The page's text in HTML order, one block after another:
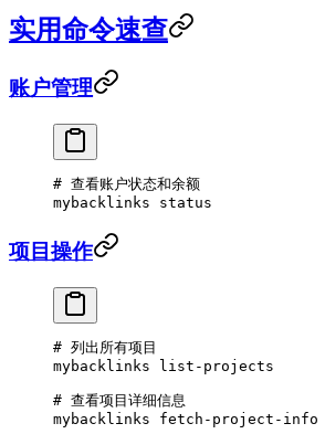
实用命令速查
账户管理
# 查看账户状态和余额
mybacklinks status
项目操作
# 列出所有项目
mybacklinks list-projects
# 查看项目详细信息
mybacklinks fetch-project-info